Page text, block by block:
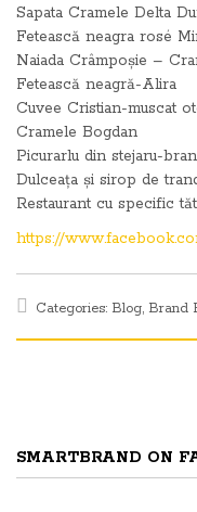
Sapata Cramele Delta
Fetească neagra rosé
Naiada Crâmpoșie –
Fetească neagră-Alira
Cuvee Cristian-muscat
Cramele Bogdan
Picurarlu din stejaru-
Dulceața și sirop de
Restaurant cu specific
https://
Categories: Blog, Brand
SMARTBRAND ON